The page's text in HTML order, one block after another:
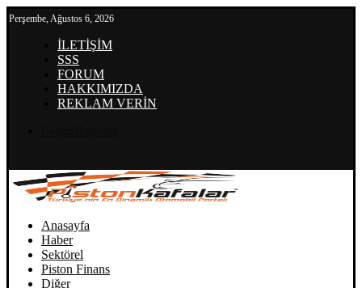
Perşembe, Ağustos 6, 2026
İLETİŞİM
SSS
FORUM
HAKKIMIZDA
REKLAM VERİN
Anasayfa
Haber
Sektörel
Piston Finans
Diğer